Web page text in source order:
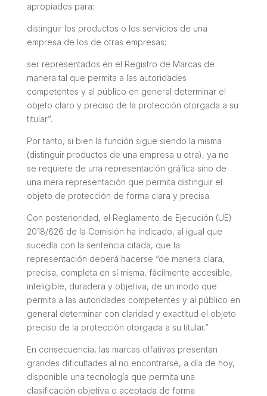
apropiados para:
distinguir los productos o los servicios de una
empresa de los de otras empresas;
ser representados en el Registro de Marcas de
manera tal que permita a las autoridades
competentes y al público en general determinar el
objeto claro y preciso de la protección otorgada a su
titular”.
Por tanto, si bien la función sigue siendo la misma
(distinguir productos de una empresa u otra), ya no
se requiere de una representación gráfica sino de
una mera representación que permita distinguir el
objeto de protección de forma clara y precisa.
Con posterioridad, el Reglamento de Ejecución (UE)
2018/626 de la Comisión ha indicado, al igual que
sucedía con la sentencia citada, que la
representación deberá hacerse “de manera clara,
precisa, completa en sí misma, fácilmente accesible,
inteligible, duradera y objetiva, de un modo que
permita a las autoridades competentes y al público en
general determinar con claridad y exactitud el objeto
preciso de la protección otorgada a su titular.”
En consecuencia, las marcas olfativas presentan
grandes dificultades al no encontrarse, a día de hoy,
disponible una tecnología que permita una
clasificación objetiva o aceptada de forma